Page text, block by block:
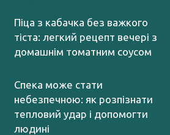
Піца з кабачка без важкого
тіста: легкий рецепт вечері з
домашнім томатним соусом
Спека може стати
небезпечною: як розпізнати
тепловий удар і допомогти
людині